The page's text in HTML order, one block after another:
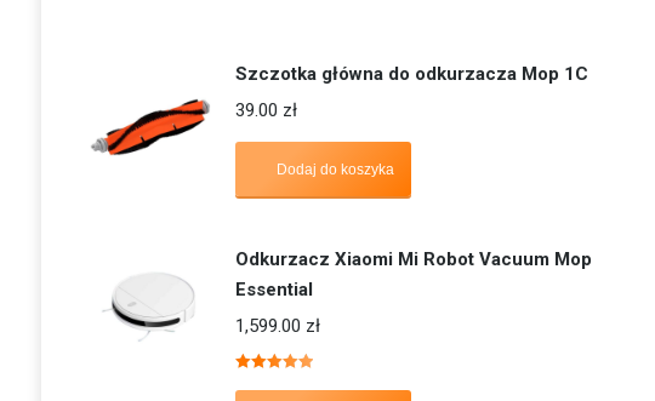
Szczotka główna do odkurzacza Mop 1C
39.00 zł
Dodaj do koszyka
Odkurzacz Xiaomi Mi Robot Vacuum Mop
Essential
1,599.00 zł